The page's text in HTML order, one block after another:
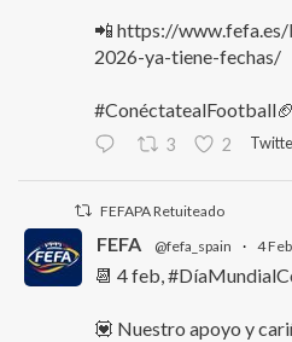
📲 https://
2026-ya-tiene-fechas/
3 2
FEFAPA Retuiteado
FEFA @fefa_spain · 4 Feb
📆 4 feb,
💟 Nuestro apoyo y